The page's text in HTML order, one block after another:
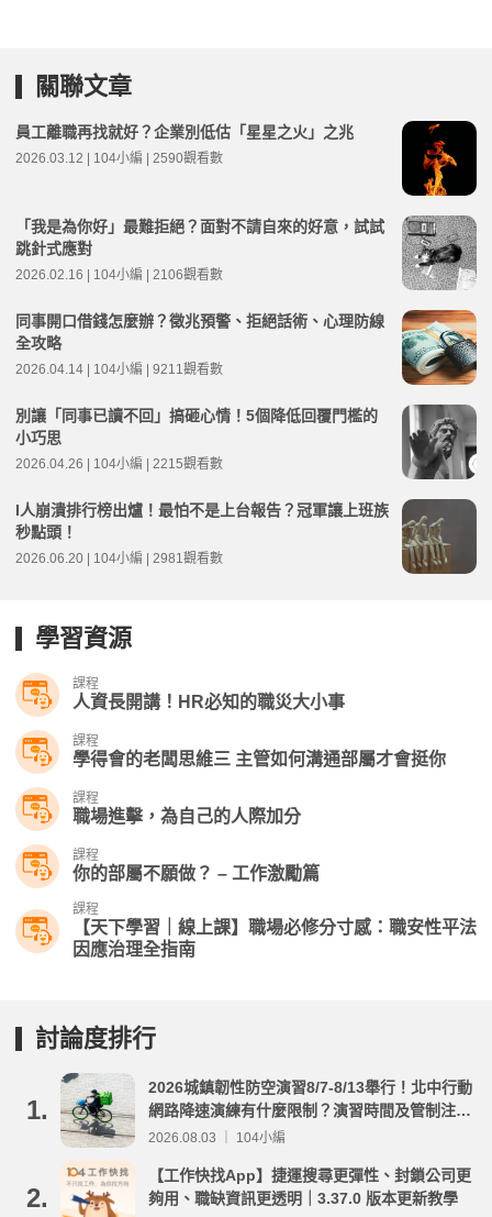
關聯文章
員工離職再找就好？企業別低估「星星之火」之兆
2026.03.12 | 104小編 | 2590觀看數
「我是為你好」最難拒絕？面對不請自來的好意，試試
跳針式應對
2026.02.16 | 104小編 | 2106觀看數
同事開口借錢怎麼辦？徵兆預警、拒絕話術、心理防線
全攻略
2026.04.14 | 104小編 | 9211觀看數
別讓「同事已讀不回」搞砸心情！5個降低回覆門檻的
小巧思
2026.04.26 | 104小編 | 2215觀看數
I人崩潰排行榜出爐！最怕不是上台報告？冠軍讓上班族
秒點頭！
2026.06.20 | 104小編 | 2981觀看數
學習資源
課程
人資長開講！HR必知的職災大小事
課程
學得會的老闆思維三 主管如何溝通部屬才會挺你
課程
職場進擊，為自己的人際加分
課程
你的部屬不願做？ – 工作激勵篇
課程
【天下學習｜線上課】職場必修分寸感：職安性平法
因應治理全指南
討論度排行
1.
2026城鎮韌性防空演習8/7-8/13舉行！北中行動
網路降速演練有什麼限制？演習時間及管制注意
事項整理
2026.08.03 ｜ 104小編
2.
【工作快找App】捷運搜尋更彈性、封鎖公司更
夠用、職缺資訊更透明｜3.37.0 版本更新教學